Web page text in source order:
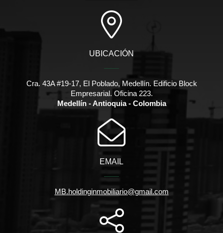
UBICACIÓN
Cra. 43A #19-17, El Poblado, Medellín. Edificio Block
Empresarial. Oficina 223.
Medellín - Antioquia - Colombia
EMAIL
MB.holdinginmobiliario@gmail.com